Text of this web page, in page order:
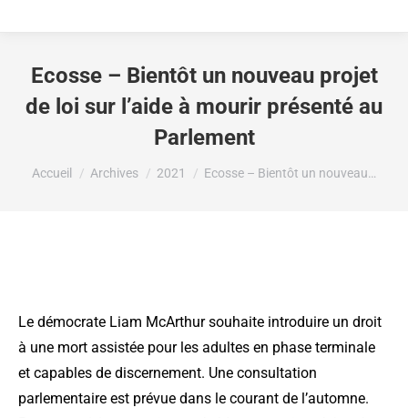
Ecosse – Bientôt un nouveau projet
de loi sur l’aide à mourir présenté au
Parlement
Vous êtes ici :
Accueil Archives 2021 Ecosse – Bientôt un nouveau…
Le démocrate Liam McArthur souhaite introduire un droit
à une mort assistée pour les adultes en phase terminale
et capables de discernement. Une consultation
parlementaire est prévue dans le courant de l’automne.